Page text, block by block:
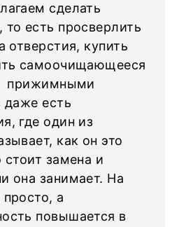
сделать
есть просверлить
отверстия, купить
самоочищающееся
прижимными
даже есть
где один из
как он это
стоит замена и
она занимает. На
а
повышается в